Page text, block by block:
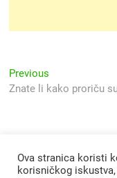
Navigacija
objava
Previous
post:
Znate li kako proriču
Ova stranica koristi
korisničkog